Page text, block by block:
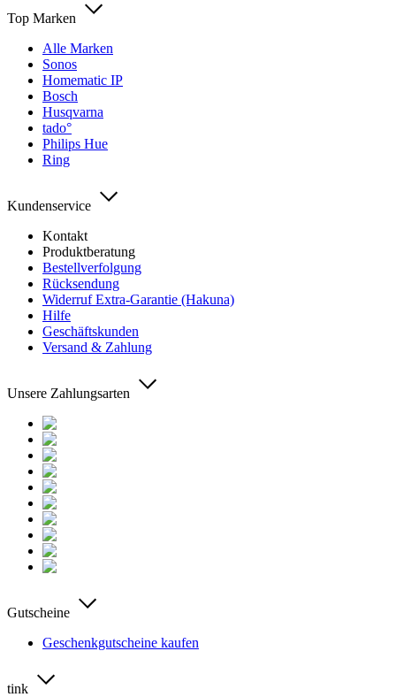
Top Marken
Alle Marken
Sonos
Homematic IP
Bosch
Husqvarna
tado°
Philips Hue
Ring
Kundenservice
Kontakt
Produktberatung
Bestellverfolgung
Rücksendung
Widerruf Extra-Garantie (Hakuna)
Hilfe
Geschäftskunden
Versand & Zahlung
Unsere Zahlungsarten
Gutscheine
Geschenkgutscheine kaufen
tink